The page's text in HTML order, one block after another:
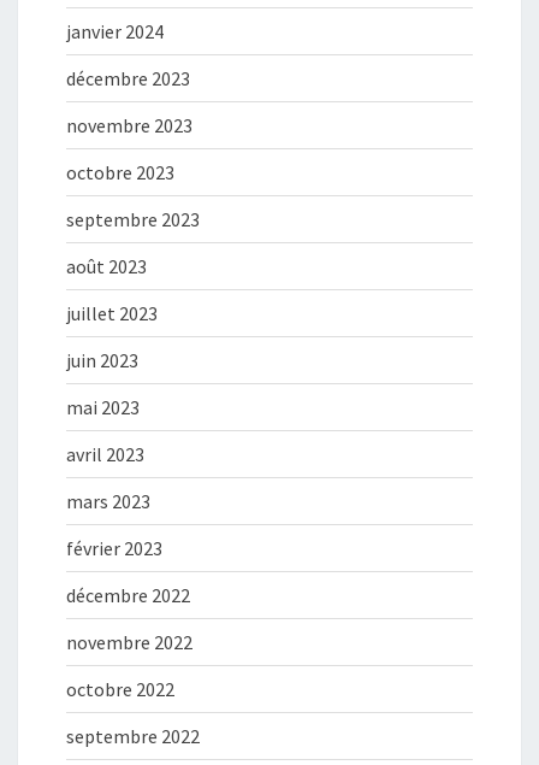
janvier 2024
décembre 2023
novembre 2023
octobre 2023
septembre 2023
août 2023
juillet 2023
juin 2023
mai 2023
avril 2023
mars 2023
février 2023
décembre 2022
novembre 2022
octobre 2022
septembre 2022